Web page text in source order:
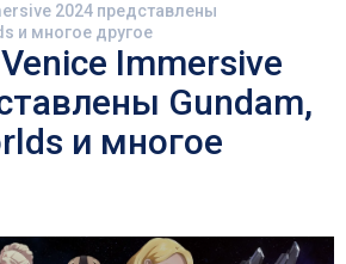
2024 представлены
и многое другое
Immersive
Gundam,
и многое